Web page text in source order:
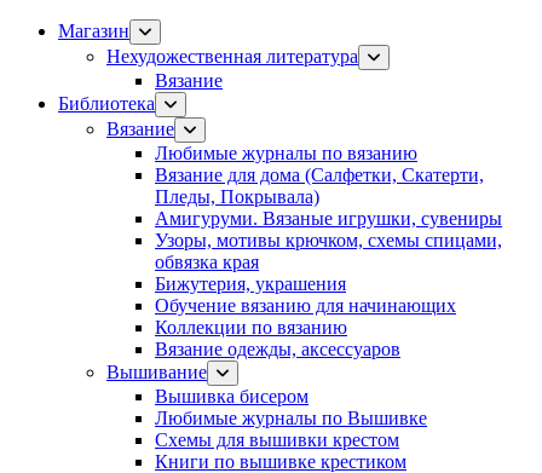
Магазин
Нехудожественная литература
Вязание
Библиотека
Вязание
Любимые журналы по вязанию
Вязание для дома (Салфетки, Скатерти,
Пледы, Покрывала)
Амигуруми. Вязаные игрушки, сувениры
Узоры, мотивы крючком, схемы спицами,
обвязка края
Бижутерия, украшения
Обучение вязанию для начинающих
Коллекции по вязанию
Вязание одежды, аксессуаров
Вышивание
Вышивка бисером
Любимые журналы по Вышивке
Схемы для вышивки крестом
Книги по вышивке крестиком